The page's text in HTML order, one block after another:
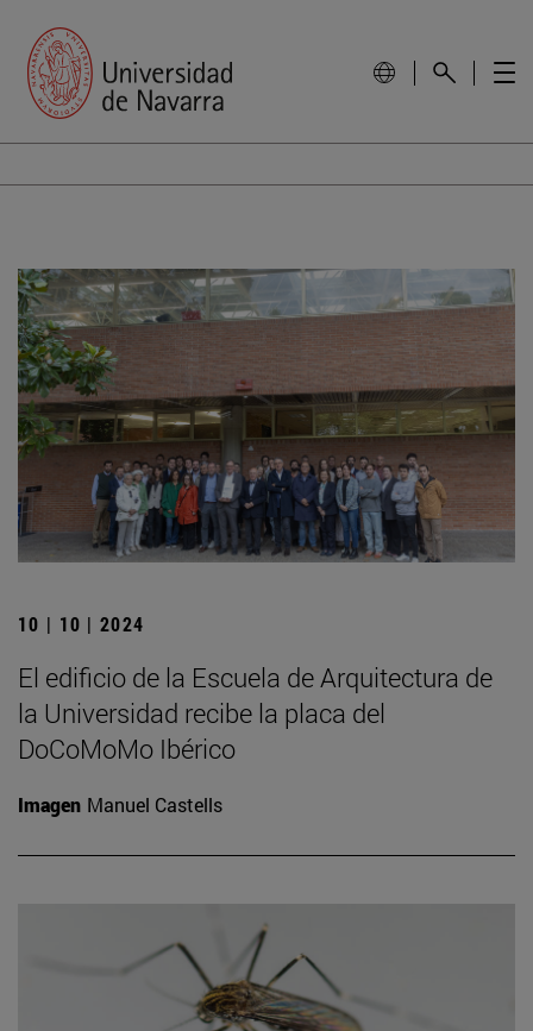
10 | 10 | 2024
El edificio de la Escuela de Arquitectura de
la Universidad recibe la placa del
DoCoMoMo Ibérico
Imagen Manuel Castells